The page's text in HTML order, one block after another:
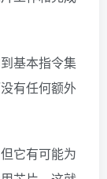
基本指令集
有任何额外
它有可能为